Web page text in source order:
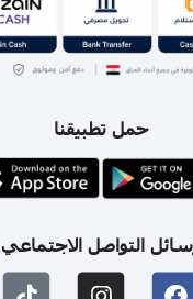
حمل تطبيقنا
التواصل الاجتماعي